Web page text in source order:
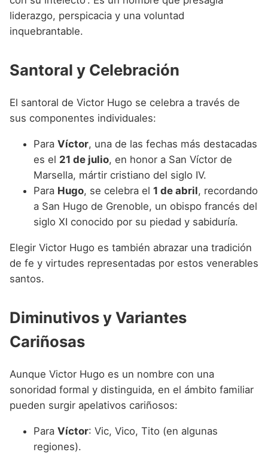
liderazgo, perspicacia y una voluntad
inquebrantable.
Santoral y Celebración
El santoral de Victor Hugo se celebra a través de
sus componentes individuales:
Para Víctor, una de las fechas más destacadas
es el 21 de julio, en honor a San Víctor de
Marsella, mártir cristiano del siglo IV.
Para Hugo, se celebra el 1 de abril, recordando
a San Hugo de Grenoble, un obispo francés del
siglo XI conocido por su piedad y sabiduría.
Elegir Victor Hugo es también abrazar una tradición
de fe y virtudes representadas por estos venerables
santos.
Diminutivos y Variantes
Cariñosas
Aunque Victor Hugo es un nombre con una
sonoridad formal y distinguida, en el ámbito familiar
pueden surgir apelativos cariñosos:
Para Víctor: Vic, Vico, Tito (en algunas
regiones).